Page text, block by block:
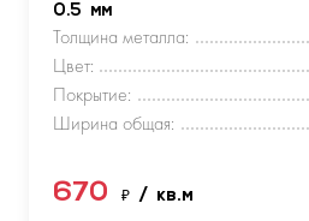
0.5 мм
Толщина металла:
Цвет:
Покрытие:
Ширина общая:
670 ₽ / кв.м